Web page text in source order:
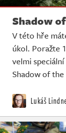
Shadow
V této hře
úkol. Poražte
velmi
Shadow of
Lukáš